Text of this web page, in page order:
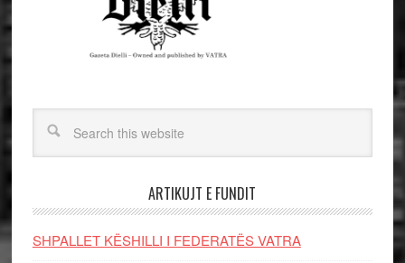
ARTIKUJT E FUNDIT
SHPALLET KËSHILLI I FEDERATËS VATRA